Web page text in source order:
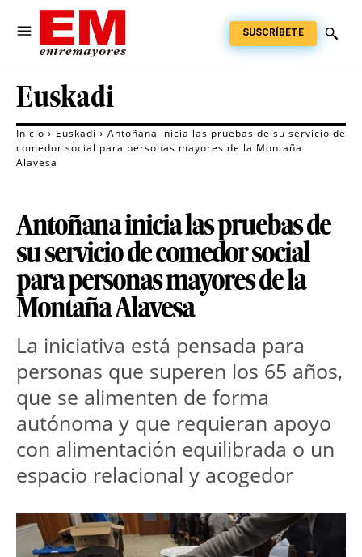
SUSCRÍBETE
Euskadi
Inicio Euskadi
Antoñana inicia las pruebas de su servicio de
comedor social para personas mayores de la Montaña
Alavesa
Antoñana inicia las pruebas de
su servicio de comedor social
para personas mayores de la
Montaña Alavesa
La iniciativa está pensada para
personas que superen los 65 años,
que se alimenten de forma
autónoma y que requieran apoyo
con alimentación equilibrada o un
espacio relacional y acogedor